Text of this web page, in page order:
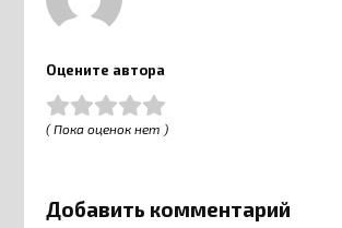
Оцените автора
( Пока оценок нет )
Добавить комментарий